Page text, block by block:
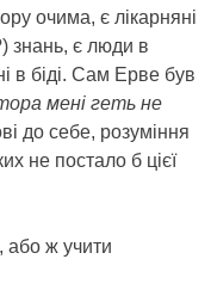
очима, є лікарняні
знань, є люди в
в біді. Сам Ерве був
мені геть не
до себе, розуміння
не постало б цієї
або ж учити